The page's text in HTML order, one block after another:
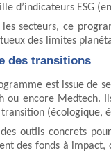
d’indicateurs ESG
secteurs, ce
des limites
des transitions
est issue de
ou encore
(écologique,
des outils concrets
des fonds à